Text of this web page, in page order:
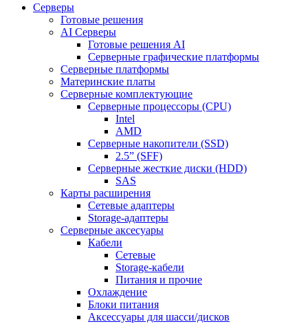
Cерверы
Готовые решения
AI Серверы
Готовые решения AI
Серверные графические платформы
Серверные платформы
Материнские платы
Серверные комплектующие
Серверные процессоры (CPU)
Intel
AMD
Серверные накопители (SSD)
2.5” (SFF)
Серверные жесткие диски (HDD)
SAS
Карты расширения
Сетевые адаптеры
Storage-адаптеры
Серверные аксесуары
Кабели
Сетевые
Storage-кабели
Питания и прочие
Охлаждение
Блоки питания
Аксессуары для шасси/дисков